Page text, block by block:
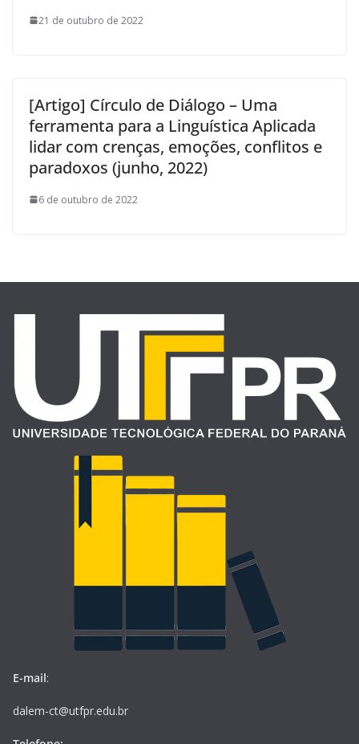
21 de outubro de 2022
[Artigo] Círculo de Diálogo – Uma
ferramenta para a Linguística Aplicada
lidar com crenças, emoções, conflitos e
paradoxos (junho, 2022)
6 de outubro de 2022
E-mail:
dalem-ct@utfpr.edu.br